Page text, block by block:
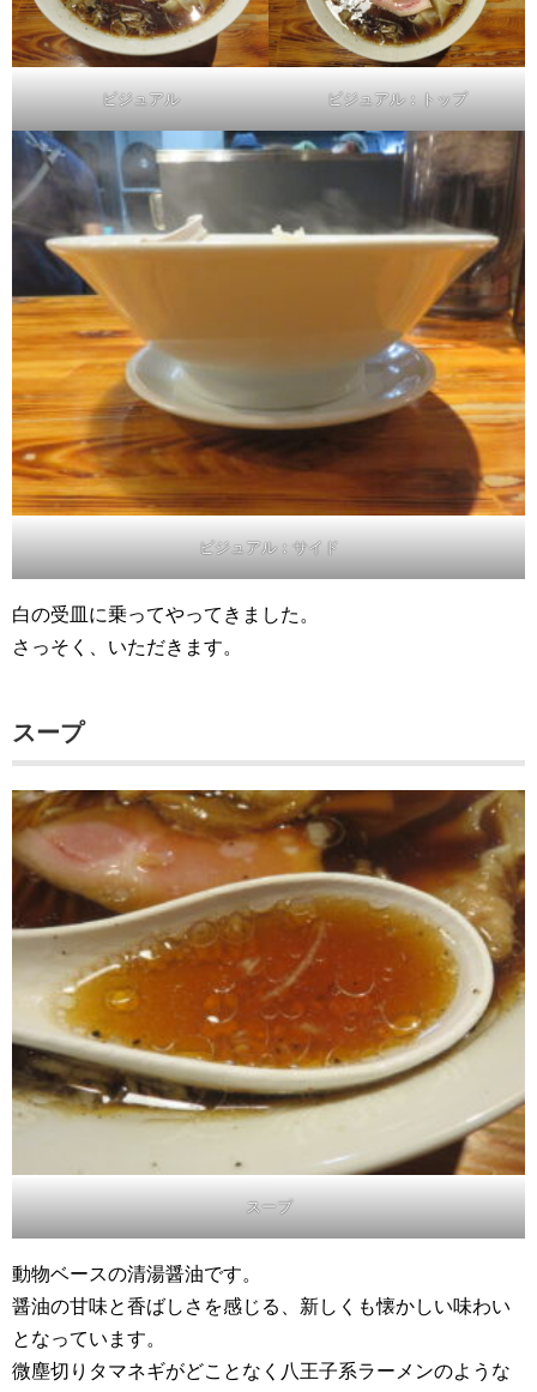
ビジュアル ビジュアル：トップ
ビジュアル：サイド
白の受皿に乗ってやってきました。
さっそく、いただきます。
スープ
スープ
動物ベースの清湯醤油です。
醤油の甘味と香ばしさを感じる、新しくも懐かしい味わい
となっています。
微塵切りタマネギがどことなく八王子系ラーメンのような